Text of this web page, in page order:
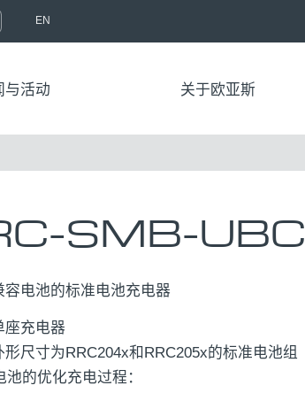
EN
与活动 关于欧亚斯
SMB-UBC
容电池的标准电池充电器
座充电器
形尺寸为RRC204x和RRC205x的标准电池组
池的优化充电过程：